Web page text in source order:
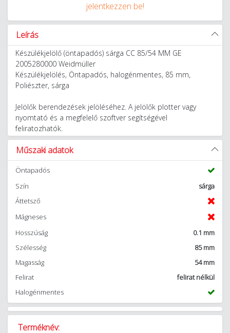
jelentkezzen be!
Leírás
Készülékjelölő (öntapadós) sárga CC 85/54 MM GE
2005280000 Weidmüller
Készülékjelölés, Öntapadós, halogénmentes, 85 mm,
Poliészter, sárga
Jelölők berendezések jelöléséhez. A jelölők plotter vagy
nyomtató és a megfelelő szoftver segítségével
feliratozhatók.
Műszaki adatok
Öntapadós
Szín
sárga
Áttetsző
Mágneses
Hosszúság
0.1 mm
Szélesség
85 mm
Magasság
54 mm
Felirat
felirat nélkül
Halogénmentes
Terméknév: